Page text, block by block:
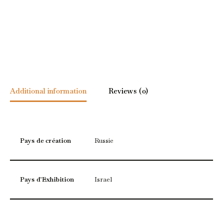
Additional information Reviews (0)
Pays de création Russie
Pays d'Exhibition Israel